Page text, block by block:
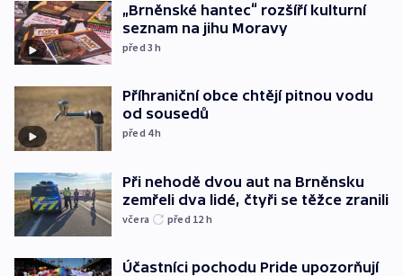
„Brněnské hantec“ rozšíří kulturní
seznam na jihu Moravy
před 3h
Příhraniční obce chtějí pitnou vodu
od sousedů
před 4h
Při nehodě dvou aut na Brněnsku
zemřeli dva lidé, čtyři se těžce zranili
včera před 12 h
Účastníci pochodu Pride upozorňují